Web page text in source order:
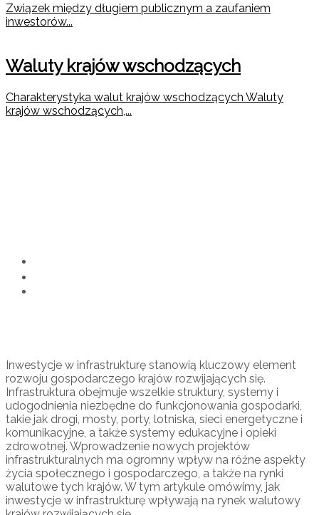
Związek między długiem publicznym a zaufaniem
inwestorów...
Waluty krajów wschodzących
Charakterystyka walut krajów wschodzących Waluty
krajów wschodzących,...
Inwestycje w infrastrukturę stanowią kluczowy element
rozwoju gospodarczego krajów rozwijających się.
Infrastruktura obejmuje wszelkie struktury, systemy i
udogodnienia niezbędne do funkcjonowania gospodarki,
takie jak drogi, mosty, porty, lotniska, sieci energetyczne i
komunikacyjne, a także systemy edukacyjne i opieki
zdrowotnej. Wprowadzenie nowych projektów
infrastrukturalnych ma ogromny wpływ na różne aspekty
życia społecznego i gospodarczego, a także na rynki
walutowe tych krajów. W tym artykule omówimy, jak
inwestycje w infrastrukturę wpływają na rynek walutowy